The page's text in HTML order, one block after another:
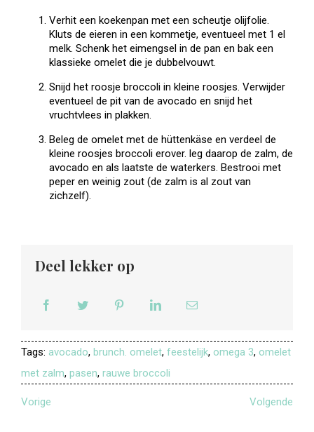
Verhit een koekenpan met een scheutje olijfolie.
Kluts de eieren in een kommetje, eventueel met 1 el
melk. Schenk het eimengsel in de pan en bak een
klassieke omelet die je dubbelvouwt.
Snijd het roosje broccoli in kleine roosjes. Verwijder
eventueel de pit van de avocado en snijd het
vruchtvlees in plakken.
Beleg de omelet met de hüttenkäse en verdeel de
kleine roosjes broccoli erover. leg daarop de zalm, de
avocado en als laatste de waterkers. Bestrooi met
peper en weinig zout (de zalm is al zout van
zichzelf).
Deel lekker op
Tags: avocado, brunch. omelet, feestelijk, omega 3, omelet
met zalm, pasen, rauwe broccoli
Vorige Volgende